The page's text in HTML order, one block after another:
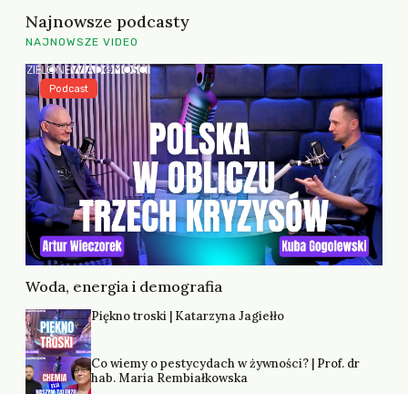
Najnowsze podcasty
NAJNOWSZE VIDEO
Woda, energia i demografia
Podcast
Piękno troski | Katarzyna Jagiełło
Co wiemy o pestycydach w żywności? | Prof. dr
hab. Maria Rembiałkowska